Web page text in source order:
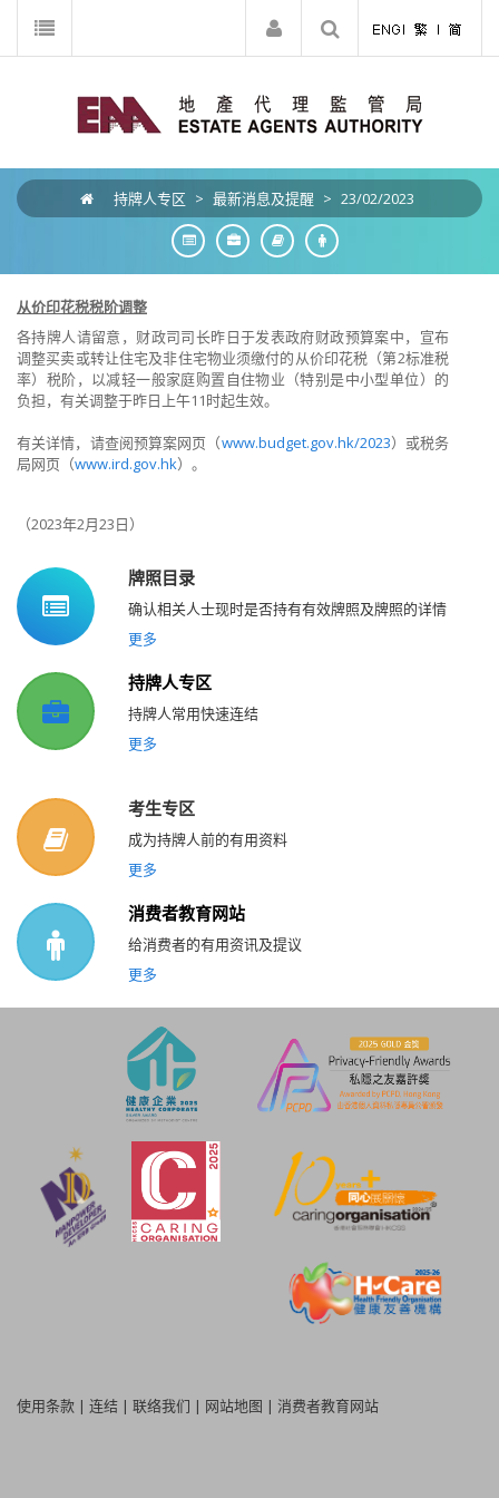
持牌人专区 > 最新消息及提醒 > 23/02/2023
从价印花税税阶调整
各持牌人请留意，财政司司长昨日于发表政府财政预算案中，宣布
调整买卖或转让住宅及非住宅物业须缴付的从价印花税（第2标准税
率）税阶，以减轻一般家庭购置自住物业（特别是中小型单位）的
负担，有关调整于昨日上午11时起生效。
有关详情，请查阅预算案网页（www.budget.gov.hk/2023）或税务
局网页（www.ird.gov.hk）。
（2023年2月23日）
牌照目录
确认相关人士现时是否持有有效牌照及牌照的详情
更多
持牌人专区
持牌人常用快速连结
更多
考生专区
成为持牌人前的有用资料
更多
消费者教育网站
给消费者的有用资讯及提议
更多
使用条款 | 连结 | 联络我们 | 网站地图 | 消费者教育网站